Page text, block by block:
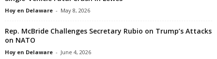
Hoy en Delaware - May 8, 2026
Rep. McBride Challenges Secretary Rubio on Trump’s Attacks
on NATO
Hoy en Delaware - June 4, 2026